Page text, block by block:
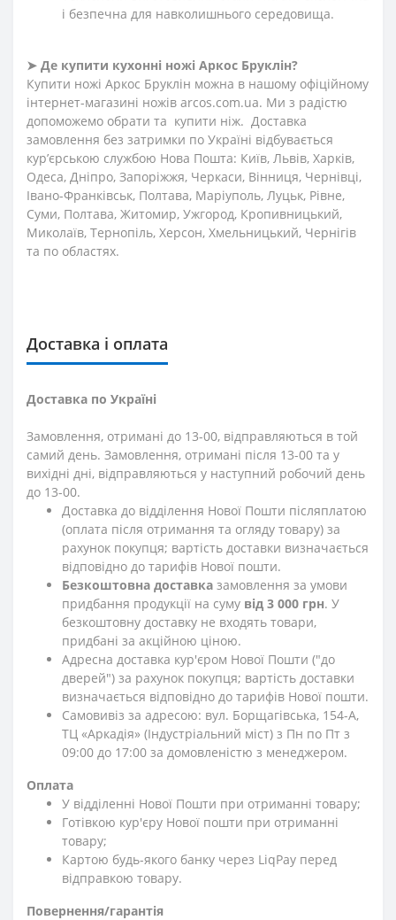
і безпечна для навколишнього середовища.
➤ Де купити кухонні ножі Аркос Бруклін?
Купити ножі Аркос Бруклін можна в нашому офіційному
інтернет-магазині ножів arcos.com.ua. Ми з радістю
допоможемо обрати та купити ніж. Доставка
замовлення без затримки по Україні відбувається
кур’єрською службою Нова Пошта: Київ, Львів, Харків,
Одеса, Дніпро, Запоріжжя, Черкаси, Вінниця, Чернівці,
Івано-Франківськ, Полтава, Маріуполь, Луцьк, Рівне,
Суми, Полтава, Житомир, Ужгород, Кропивницький,
Миколаїв, Тернопіль, Херсон, Хмельницький, Чернігів
та по областях.
Доставка і оплата
Доставка по Україні
Замовлення, отримані до 13-00, відправляються в той
самий день. Замовлення, отримані після 13-00 та у
вихідні дні, відправляються у наступний робочий день
до 13-00.
Доставка до відділення Нової Пошти післяплатою
(оплата після отримання та огляду товару) за
рахунок покупця; вартість доставки визначається
відповідно до тарифів Нової пошти.
Безкоштовна доставка замовлення за умови
придбання продукції на суму від 3 000 грн. У
безкоштовну доставку не входять товари,
придбані за акційною ціною.
Адресна доставка кур'єром Нової Пошти ("до
дверей") за рахунок покупця; вартість доставки
визначається відповідно до тарифів Нової пошти.
Самовивіз за адресою: вул. Борщагівська, 154-А,
ТЦ «Аркадія» (Індустріальний міст) з Пн по Пт з
09:00 до 17:00 за домовленістю з менеджером.
Оплата
У відділенні Нової Пошти при отриманні товару;
Готівкою кур'єру Нової пошти при отриманні
товару;
Картою будь-якого банку через LiqPay перед
відправкою товару.
Повернення/гарантія